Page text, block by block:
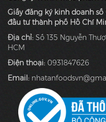
Giấy đăng ký kinh doanh số
đầu tư thành phố Hồ Chí
Địa chỉ: Số 135 Nguyễn
HCM
Điện thoại: 0931847626
Email: